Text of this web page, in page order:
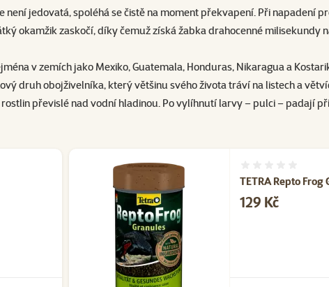
jedovatá, spoléhá se čistě na moment překvapení. Při napadení
okamžik zaskočí, díky čemuž získá žabka drahocenné milisekundy
v zemích jako Mexiko, Guatemala, Honduras, Nikaragua a
druh obojživelníka, který většinu svého života tráví na listech a
převislé nad vodní hladinou. Po vylíhnutí larvy – pulci – padají
TETRA Repto
Cena
129 Kč